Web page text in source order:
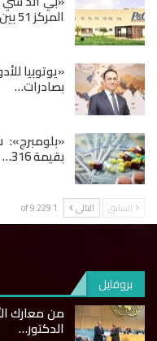
المركز 51 بين…
«يوتوبيا
بصادرات…
«بلومبرج»:
بقيمة 316…
السابق التالى 1 of 9٬229
بروفايل
من معارك
الدكتور…